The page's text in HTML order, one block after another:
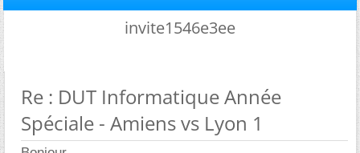
invite1546e3ee
Re : DUT Informatique Année
Spéciale - Amiens vs Lyon 1